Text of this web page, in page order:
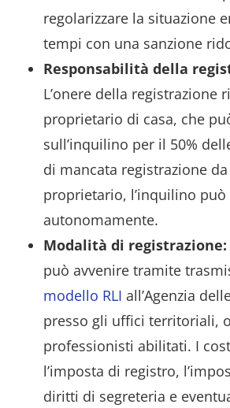
regolarizzare la situazione
tempi con una sanzione
Responsabilità della
L’onere della registrazione
proprietario di casa, che
sull’inquilino per il 50%
di mancata registrazione
proprietario, l’inquilino
autonomamente.
Modalità di registrazione:
può avvenire tramite
modello RLI all’Agenzia
presso gli uffici territoriali,
professionisti abilitati. I
l’imposta di registro,
diritti di segreteria e